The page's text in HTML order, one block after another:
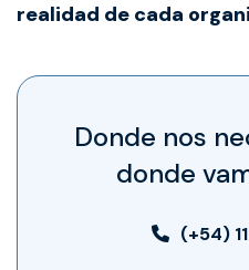
realidad de cada
Donde nos
donde
(+54)